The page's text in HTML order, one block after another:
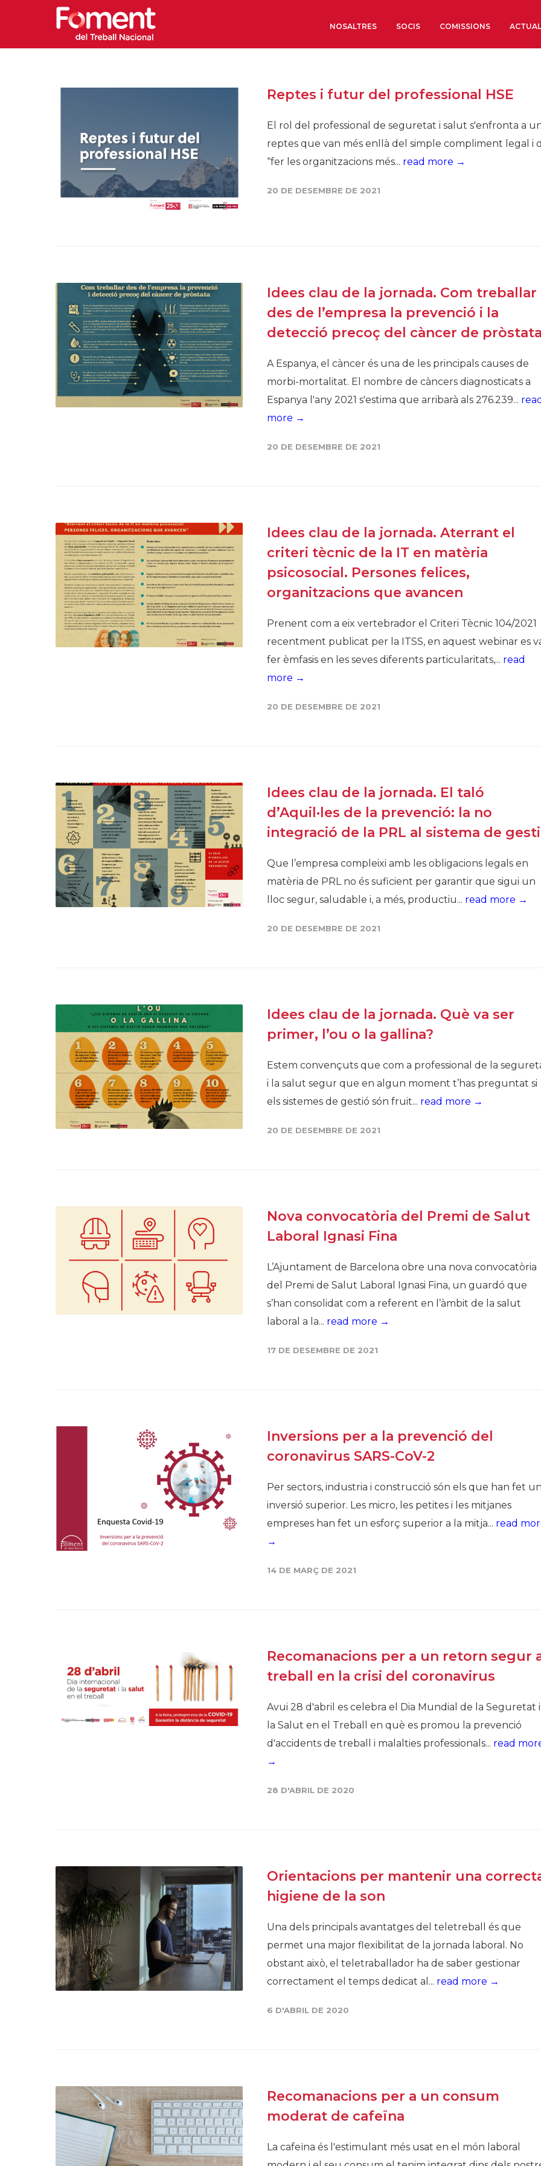
NOSALTRES
Òrgans de Govern
Òrgans Consultius
Estructura Executiva
Institut d’Estudis
Història
Galeria de Presidents
Biblioteca Arxiu
SOCIS COMISSIONS
Reptes i futur del professional HSE
El rol del professional de seguretat i salut s'enfronta a
reptes que van més enllà del simple compliment legal i
“fer les organitzacions més... read more →
20 DE DESEMBRE DE 2021
Idees clau de la jornada. Com treballar
des de l’empresa la prevenció i la
detecció precoç del càncer de
A Espanya, el càncer és una de les principals causes de
morbi-mortalitat. El nombre de càncers diagnosticats a
Espanya l'any 2021 s'estima que arribarà als 276.239...
more →
20 DE DESEMBRE DE 2021
Idees clau de la jornada. Aterrant el
criteri tècnic de la IT en matèria
psicosocial. Persones felices,
organitzacions que avancen
Prenent com a eix vertebrador el Criteri Tècnic 104/2021
recentment publicat per la ITSS, en aquest webinar es
fer èmfasis en les seves diferents particularitats,... read
more →
20 DE DESEMBRE DE 2021
Idees clau de la jornada. El taló
d’Aquil·les de la prevenció: la no
integració de la PRL al sistema de
Que l’empresa compleixi amb les obligacions legals en
matèria de PRL no és suficient per garantir que sigui un
lloc segur, saludable i, a més, productiu... read more →
20 DE DESEMBRE DE 2021
Idees clau de la jornada. Què va ser
primer, l’ou o la gallina?
Estem convençuts que com a professional de la
i la salut segur que en algun moment t’has preguntat si
els sistemes de gestió són fruit... read more →
20 DE DESEMBRE DE 2021
Nova convocatòria del Premi de Salut
Laboral Ignasi Fina
L’Ajuntament de Barcelona obre una nova convocatòria
del Premi de Salut Laboral Ignasi Fina, un guardó que
s’han consolidat com a referent en l’àmbit de la salut
laboral a la... read more →
17 DE DESEMBRE DE 2021
Inversions per a la prevenció del
coronavirus SARS-CoV-2
Per sectors, industria i construcció són els que han fet
inversió superior. Les micro, les petites i les mitjanes
empreses han fet un esforç superior a la mitja... read
→
14 DE MARÇ DE 2021
Recomanacions per a un retorn segur
treball en la crisi del coronavirus
Avui 28 d'abril es celebra el Dia Mundial de la Seguretat i
la Salut en el Treball en què es promou la prevenció
d'accidents de treball i malalties professionals... read
→
28 D'ABRIL DE 2020
Orientacions per mantenir una
higiene de la son
Una dels principals avantatges del teletreball és que
permet una major flexibilitat de la jornada laboral. No
obstant això, el teletraballador ha de saber gestionar
correctament el temps dedicat al... read more →
6 D'ABRIL DE 2020
Recomanacions per a un consum
moderat de cafeïna
La cafeïna és l'estimulant més usat en el món laboral